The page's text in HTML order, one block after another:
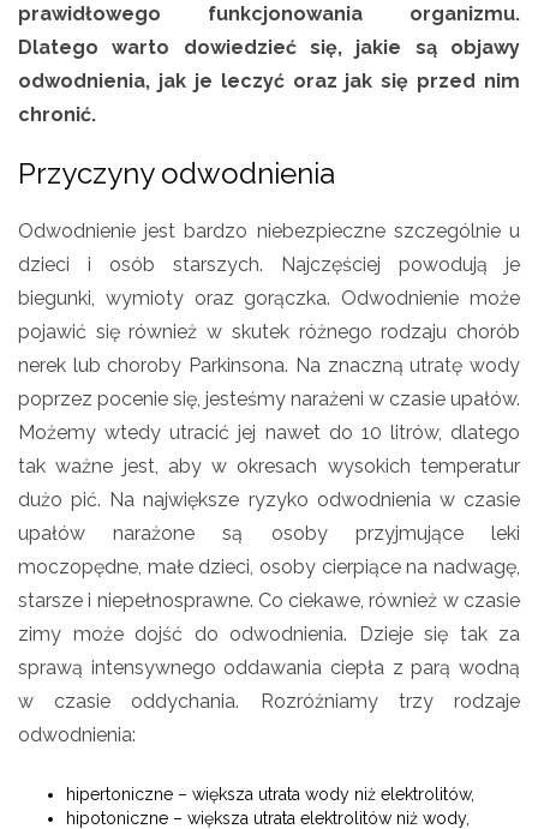
prawidłowego funkcjonowania organizmu.
Dlatego warto dowiedzieć się, jakie są objawy
odwodnienia, jak je leczyć oraz jak się przed nim
chronić.
Przyczyny odwodnienia
Odwodnienie jest bardzo niebezpieczne szczególnie u
dzieci i osób starszych. Najczęściej powodują je
biegunki, wymioty oraz gorączka. Odwodnienie może
pojawić się również w skutek różnego rodzaju chorób
nerek lub choroby Parkinsona. Na znaczną utratę wody
poprzez pocenie się, jesteśmy narażeni w czasie upałów.
Możemy wtedy utracić jej nawet do 10 litrów, dlatego
tak ważne jest, aby w okresach wysokich temperatur
dużo pić. Na największe ryzyko odwodnienia w czasie
upałów narażone są osoby przyjmujące leki
moczopędne, małe dzieci, osoby cierpiące na nadwagę,
starsze i niepełnosprawne. Co ciekawe, również w czasie
zimy może dojść do odwodnienia. Dzieje się tak za
sprawą intensywnego oddawania ciepła z parą wodną
w czasie oddychania. Rozróżniamy trzy rodzaje
odwodnienia:
hipertoniczne – większa utrata wody niż elektrolitów,
hipotoniczne – większa utrata elektrolitów niż wody,